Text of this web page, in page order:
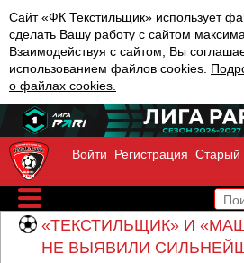
Сайт «ФК Текстильщик» использует
сделать Вашу работу с сайтом
Взаимодействуя с сайтом, Вы
использованием файлов cookies.
о файлах cookies.
Войти Регистрация Старый
«ТЕКСТИЛЬЩИК» И
НЕ ВЫЯВИЛИ